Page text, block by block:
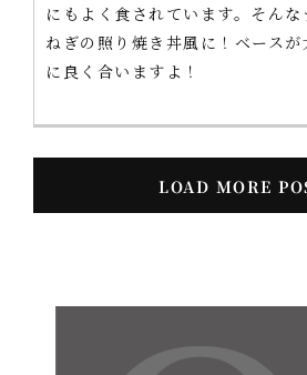
にもよく食されています。そんな
ねぎの照り焼き丼風に！ベース
に良く合いますよ！
LOAD MORE